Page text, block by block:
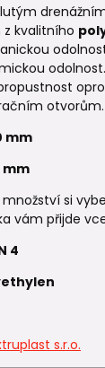
z kvalitního
odolnost.
otvorům.
mm
mm
si
vám přijde
4
s.r.o.